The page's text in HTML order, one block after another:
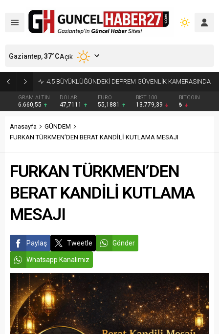
GAZİANTEP’TE 4,5’LİK DEPREM: OLUMSUZLUK YOK
GRAM ALTIN
6.660,55
DOLAR
47,7111
EURO
55,1881
BIST 100
13.779,39
BITCOIN
₺
Gaziantep,37°CAçık
Anasayfa
GÜNDEM
FURKAN TÜRKMEN’DEN BERAT KANDİLİ KUTLAMA MESAJI
FURKAN TÜRKMEN’DEN
BERAT KANDİLİ KUTLAMA
MESAJI
Paylaş Tweetle Gönder
Whatsapp Kanalımız